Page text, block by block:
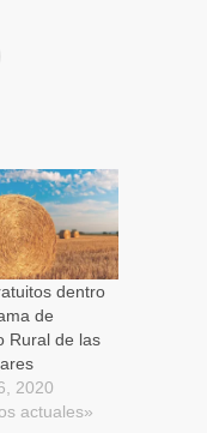
dentro
de
Rural de las
2020
actuales»